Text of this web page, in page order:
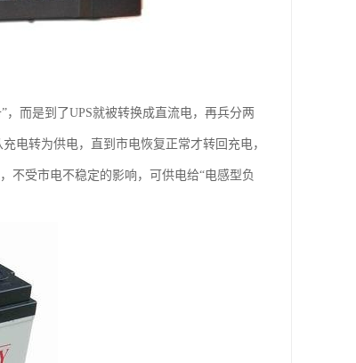
而是到了UPS就被转换成直流电，再兵分两
电转为供电，直到市电恢复正常才转回充电，
不受市电不稳定的影响，可供电给“电感型负